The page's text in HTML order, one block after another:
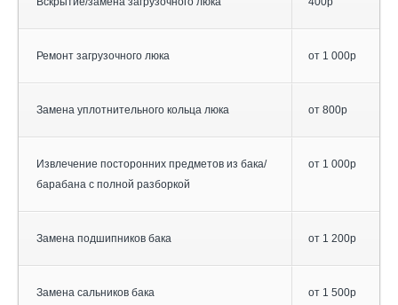
Ремонт загрузочного люка от 1 000р
Замена уплотнительного кольца люка от 800р
Извлечение посторонних предметов из бака/
барабана с полной разборкой
от 1 000р
Замена подшипников бака от 1 200р
Замена сальников бака от 1 500р